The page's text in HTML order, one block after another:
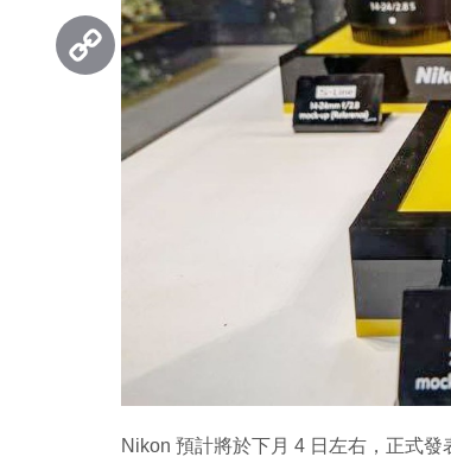
Nikon 預計將於下月 4 日左右，正式
Threads
Copy
Link